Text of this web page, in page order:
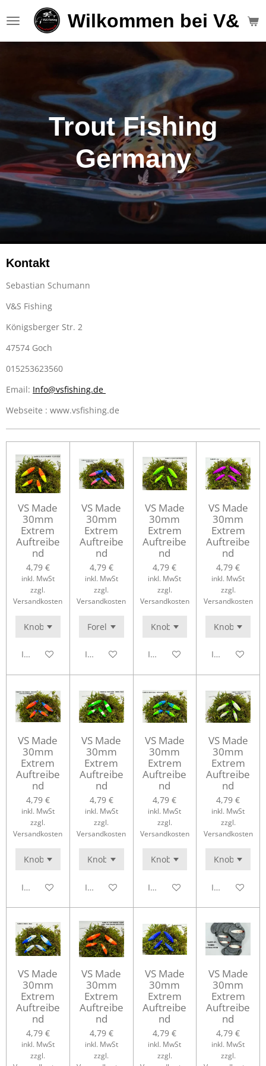
Hauptinhalt
Wilkommen bei V&S
Trout Fishing
Germany
Kontakt
Sebastian Schumann
V&S Fishing
Königsberger Str. 2
47574 Goch
015253623560
Email: Info@vsfishing.de
Webseite : www.vsfishing.de
VS Made
30mm
Extrem
Auftreibe
nd
4,79 €
inkl. MwSt
zzgl.
Versandkosten
In den Warenkorb
VS Made
30mm
Extrem
Auftreibe
nd
4,79 €
inkl. MwSt
zzgl.
Versandkosten
In den Warenkorb
VS Made
30mm
Extrem
Auftreibe
nd
4,79 €
inkl. MwSt
zzgl.
Versandkosten
In den Warenkorb
VS Made
30mm
Extrem
Auftreibe
nd
4,79 €
inkl. MwSt
zzgl.
Versandkosten
In den
VS Made
30mm
Extrem
Auftreibe
nd
4,79 €
inkl. MwSt
zzgl.
Versandkosten
In den Warenkorb
VS Made
30mm
Extrem
Auftreibe
nd
4,79 €
inkl. MwSt
zzgl.
Versandkosten
In den Warenkorb
VS Made
30mm
Extrem
Auftreibe
nd
4,79 €
inkl. MwSt
zzgl.
Versandkosten
In den Warenkorb
VS Made
30mm
Extrem
Auftreibe
nd
4,79 €
inkl. MwSt
zzgl.
Versandkosten
In den
VS Made
30mm
Extrem
Auftreibe
nd
4,79 €
inkl. MwSt
zzgl.
VS Made
30mm
Extrem
Auftreibe
nd
4,79 €
inkl. MwSt
zzgl.
VS Made
30mm
Extrem
Auftreibe
nd
4,79 €
inkl. MwSt
zzgl.
VS Made
30mm
Extrem
Auftreibe
nd
4,79 €
inkl. MwSt
zzgl.